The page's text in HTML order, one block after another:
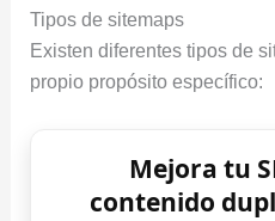
Tipos de sitemaps
Existen diferentes tipos de
propio propósito específico:
Mejora tu
contenido